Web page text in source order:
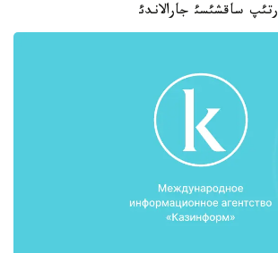
ساقشئسئ جارالاندئ